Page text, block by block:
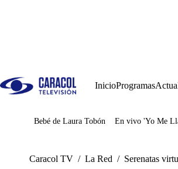
InicioProgramas
Juegos
Bebé de Laura Tobón En vivo 'Yo Me
Caracol TV / La Red / Serenatas